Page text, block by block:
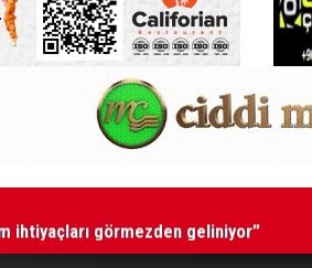
ihtiyaçları görmezden geliniyor”